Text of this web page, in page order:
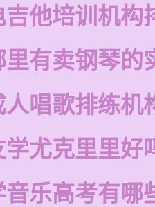
吉他培训机构
里有卖钢琴的
人唱歌排练机
学尤克里里好
音乐高考有哪